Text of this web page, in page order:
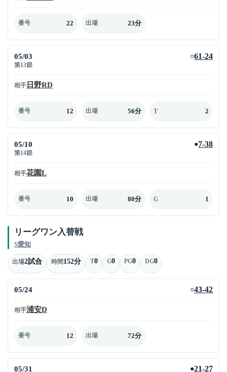
番号 22 出場 23分
05/03
第13節
○61-24
相手 日野RD
番号 12 出場 56分 T 2
05/10
第14節
●7-38
相手花園L
番号 10 出場 80分 G 1
リーグワン入替戦
S愛知
出場2試合 時間152分 T0 G0 PG0 DG0
05/24 ○43-42
相手浦安D
番号 12 出場 72分
05/31 ●21-27